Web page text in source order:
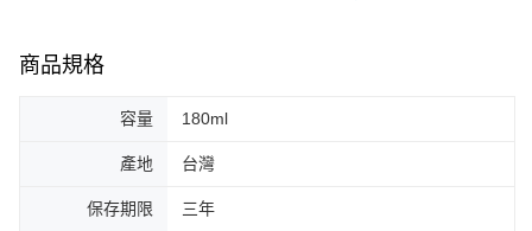
商品規格
容量 180ml
產地 台灣
保存期限 三年